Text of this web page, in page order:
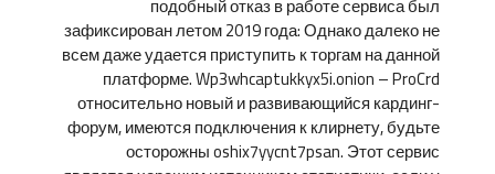
зафиксирован летом 2019 года: Однако далеко не
всем даже удается приступить к торгам на данной
платформе. Wp3whcaptukkyx5i.onion – ProCrd
относительно новый и развивающийся кардинг-
форум, имеются подключения к клирнету, будьте
осторожны oshix7yycnt7psan. Этот сервис